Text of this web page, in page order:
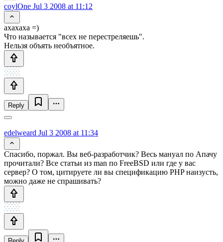
coylOne Jul 3 2008 at 11:12
ахахаха =)
Что называется "всех не перестреляешь".
Нельзя объять необъятное.
Reply
edelweard Jul 3 2008 at 11:34
Спасибо, поржал. Вы веб-разработчик? Весь мануал по Апачу
прочитали? Все статьи из man по FreeBSD или где у вас
сервер? О том, цитируете ли вы спецификацию PHP наизусть,
можно даже не спрашивать?